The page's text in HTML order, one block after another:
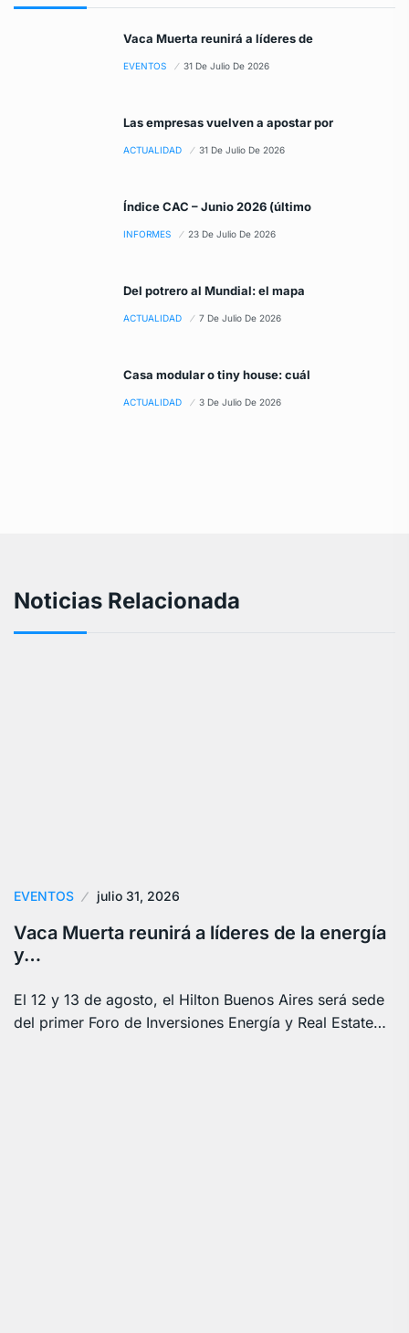
Vaca Muerta reunirá a líderes de
EVENTOS 31 De Julio De 2026
Las empresas vuelven a apostar por
ACTUALIDAD 31 De Julio De 2026
Índice CAC – Junio 2026 (último
INFORMES 23 De Julio De 2026
Del potrero al Mundial: el mapa
ACTUALIDAD 7 De Julio De 2026
Casa modular o tiny house: cuál
ACTUALIDAD 3 De Julio De 2026
Noticias Relacionada
EVENTOS julio 31, 2026
Vaca Muerta reunirá a líderes de la energía
y…
El 12 y 13 de agosto, el Hilton Buenos Aires será sede
del primer Foro de Inversiones Energía y Real Estate…